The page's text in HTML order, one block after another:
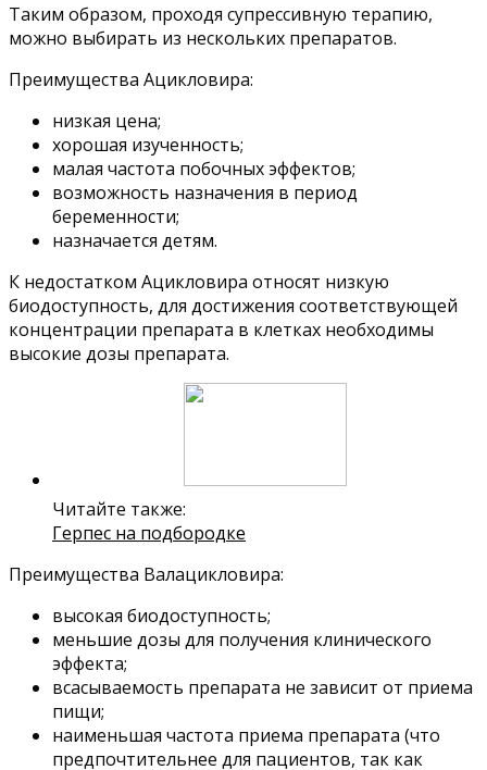
Таким образом, проходя супрессивную терапию,
можно выбирать из нескольких препаратов.
Преимущества Ацикловира:
низкая цена;
хорошая изученность;
малая частота побочных эффектов;
возможность назначения в период
беременности;
назначается детям.
К недостатком Ацикловира относят низкую
биодоступность, для достижения соответствующей
концентрации препарата в клетках необходимы
высокие дозы препарата.
Читайте также:
Герпес на подбородке
Преимущества Валацикловира:
высокая биодоступность;
меньшие дозы для получения клинического
эффекта;
всасываемость препарата не зависит от приема
пищи;
наименьшая частота приема препарата (что
предпочтительнее для пациентов, так как